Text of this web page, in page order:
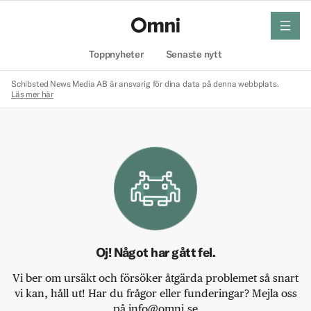
Toppnyheter Senaste nytt
meny
Schibsted News Media AB är ansvarig för dina data på denna webbplats.
Läs mer här
Oj! Något har gått fel.
Vi ber om ursäkt och försöker åtgärda problemet så snart
vi kan, håll ut! Har du frågor eller funderingar? Mejla oss